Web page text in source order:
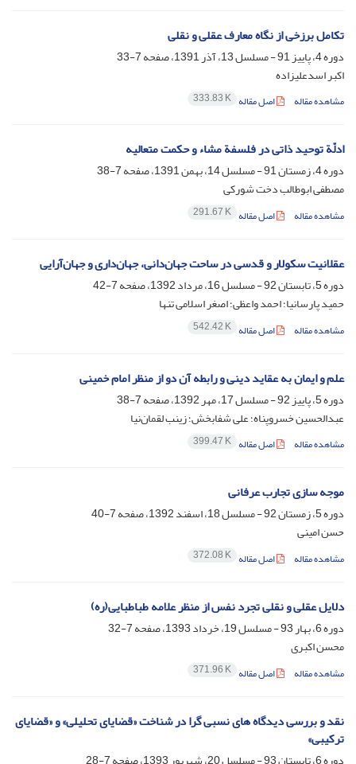
تکامل برزخی از نگاه معارف عقلی و نقلی
دوره 4، پاییز 91 - مسلسل 13، آذر 1391، صفحه
7-33
اکبر اسدعلیزاده
مشاهده مقاله اصل مقاله 333.83 K
ادلّة توحید ذاتی در فلسفة مشاء و حکمت متعالیه
دوره 4، زمستان 91 - مسلسل 14، بهمن 1391، صفحه
7-38
مصطفی ابوطالب دخت شورکی
مشاهده مقاله اصل مقاله 291.67 K
عقلانیت سکولار و قدسی در ساحت جهان‌دانی، جهان‌داری و جهان‌آرایی
دوره 5، تابستان 92 - مسلسل 16، مرداد 1392، صفحه
7-42
حمید پارسانیا؛ احمد واعظی؛ اصغر اسلامی تنها
مشاهده مقاله اصل مقاله 542.42 K
علم و ایمان به عقاید دینی و رابطه آن دو از منظر امام خمینی
دوره 5، پاییز 92 - مسلسل 17، مهر 1392، صفحه
7-38
عبدالحسین خسروپناه؛ علی شفابخش؛ زینب لقمان‌نیا
مشاهده مقاله اصل مقاله 399.47 K
موجه سازی تجارب عرفانی
دوره 5، زمستان 92 - مسلسل 18، اسفند 1392، صفحه
7-40
حسن امینی
مشاهده مقاله اصل مقاله 372.08 K
دلایل عقلی و نقلی تجرد نفس از منظر علامه طباطبایی(ره)
دوره 6، بهار 93 - مسلسل 19، خرداد 1393، صفحه
7-32
محسن اکبری
مشاهده مقاله اصل مقاله 371.96 K
نقد و بررسی دیدگاه های نسبی گرا در شناخت «قضایای تحلیلی» و «قضایای
ترکیبی»